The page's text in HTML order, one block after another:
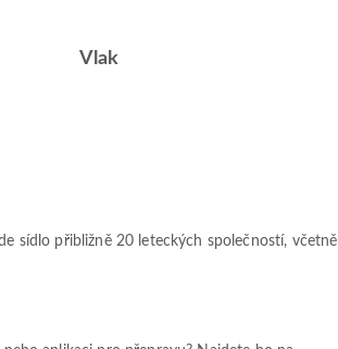
Vlak
sídlo přibližně 20 leteckých společností, včetně